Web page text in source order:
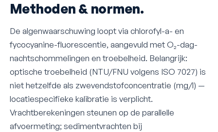
Methoden & normen.
De algenwaarschuwing loopt via chlorofyl-a- en
fycocyanine-fluorescentie, aangevuld met O₂-dag-
nachtschommelingen en troebelheid. Belangrijk:
optische troebelheid (NTU/FNU volgens ISO 7027) is
niet hetzelfde als zwevendstofconcentratie (mg/l) —
locatiespecifieke kalibratie is verplicht.
Vrachtberekeningen steunen op de parallelle
afvoermeting; sedimentvrachten bij